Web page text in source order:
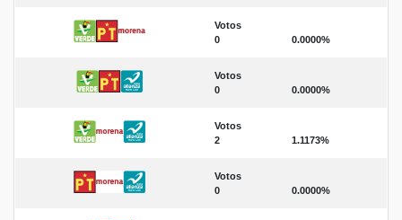
Votos
0
0.0000%
Votos
0
0.0000%
Votos
2
1.1173%
Votos
0
0.0000%